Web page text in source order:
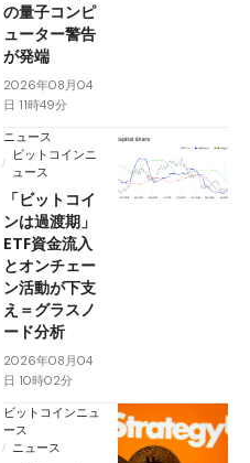
の量子コンピ
ューター警告
が発端
2026年08月04
日 11時49分
ニュース
ビットコインニ
ュース
「ビットコイ
ンは過渡期」
ETF資金流入
とオンチェー
ン活動が下支
え＝グラスノ
ード分析
2026年08月04
日 10時02分
ビットコインニュ
ース
ニュース